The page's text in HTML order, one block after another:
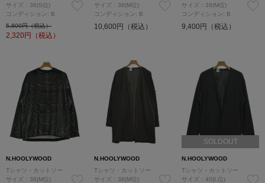
サイズ：36(S位)
コンディション: B
5,800円（税込）
2,320円（税込）
サイズ：38(M位)
コンディション: B
10,600円（税込）
サイズ：38(M位)
コンディション: B
9,400円（税込）
N.HOOLYWOOD
Tシャツ・カットソー
サイズ：38(M位)
N.HOOLYWOOD
Tシャツ・カットソー
サイズ：38(M位)
SOLDOUT
N.HOOLYWOOD
Tシャツ・カットソー
サイズ：40(L位)